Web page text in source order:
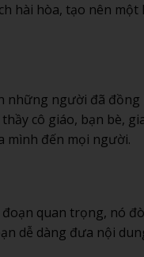
hài hòa, tạo nên
người đã
cô giáo, bạn bè,
mình đến mọi người.
quan trọng, nó
dễ dàng đưa nội